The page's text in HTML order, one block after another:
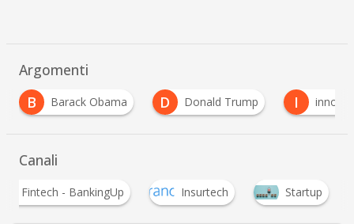
Argomenti
D Donald Trump I innovazione I
Canali
Fintech - BankingUp Insurtech Startup